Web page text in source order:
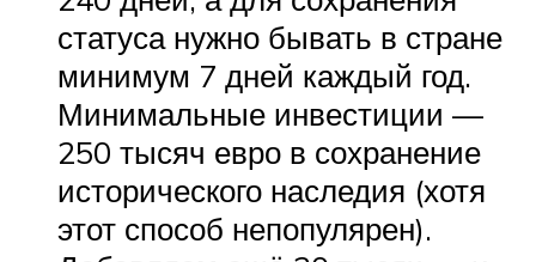
статуса нужно бывать в стране
минимум 7 дней каждый год.
Минимальные инвестиции —
250 тысяч евро в сохранение
исторического наследия (хотя
этот способ непопулярен).